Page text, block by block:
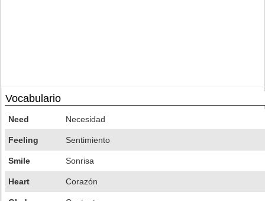
Vocabulario
Need Necesidad
Feeling Sentimiento
Smile Sonrisa
Heart Corazón